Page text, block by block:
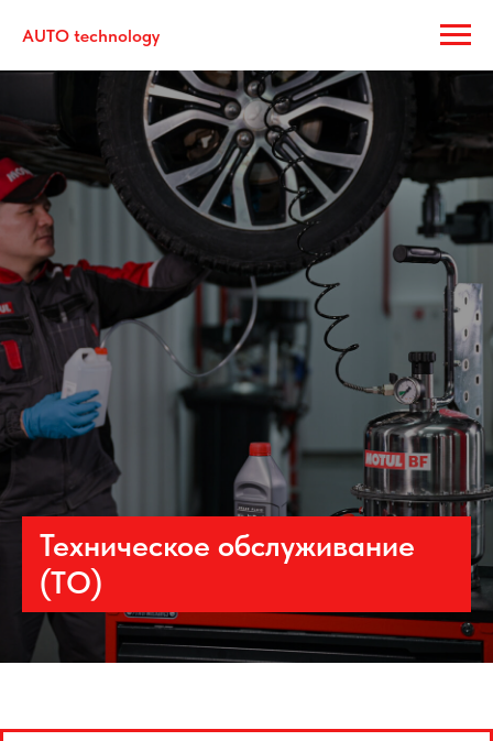
AUTO technology
Техническое обслуживание
(ТО)